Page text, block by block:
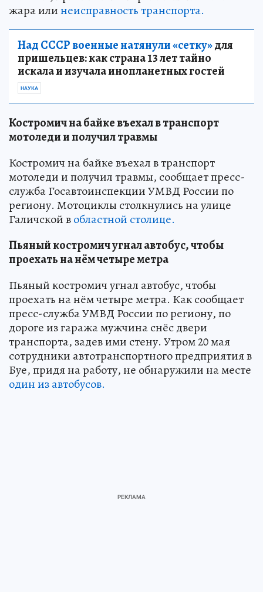
жара илинеисправность транспорта.
Над СССР военные натянули «сетку»для
пришельцев: как страна 13 лет тайно
искала и изучала инопланетных гостей
НАУКА
Костромич на байке въехал в транспорт
мотоледи и получил травмы
Костромич на байке въехал в транспорт
мотоледи и получил травмы, сообщает пресс-
служба Госавтоинспекции УМВД России по
региону. Мотоциклы столкнулись на улице
Галичской вобластной столице.
Пьяный костромич угнал автобус, чтобы
проехать на нём четыре метра
Пьяный костромич угнал автобус, чтобы
проехать на нём четыре метра. Как сообщает
пресс-служба УМВД России по региону, по
дороге из гаража мужчина снёс двери
транспорта, задев ими стену. Утром 20 мая
сотрудники автотранспортного предприятия в
Буе, придя на работу, не обнаружили на месте
один из автобусов.